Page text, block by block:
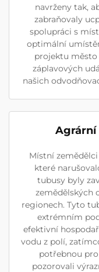
navrženy tak,
zabraňovaly
spolupráci s
optimální
projektu město
záplavových
našich
Agrární
Místní
které
tubusy byly
zemědělských
regionech. Tyto
extrémním
efektivní
vodu z polí,
potřebnou
pozorovali